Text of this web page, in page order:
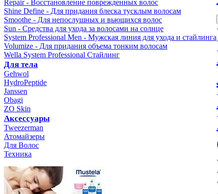
Repair - Восстановление поврежденных волос
Shine Define - Для придания блеска тусклым волосам
Smoothe - Для непослушных и вьющихся волос
Sun - Средства для ухода за волосами на солнце
System Professional Men - Мужская линия для ухода и стайлинга
Volumize - Для придания объема тонким волосам
Wella System Professional Стайлинг
Для тела
Gehwol
HydroPeptide
Janssen
Obagi
ZO Skin
Aксессуары
Tweezerman
Атомайзеры
Для Волос
Техника